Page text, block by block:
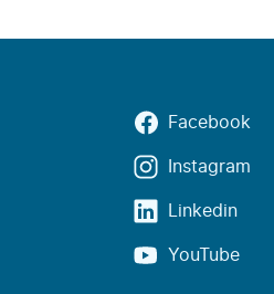
Facebook
Instagram
Linkedin
YouTube